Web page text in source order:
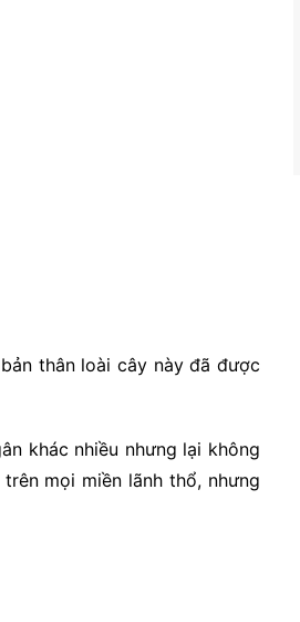
thân loài cây này đã được
khác nhiều nhưng lại không
mọi miền lãnh thổ, nhưng